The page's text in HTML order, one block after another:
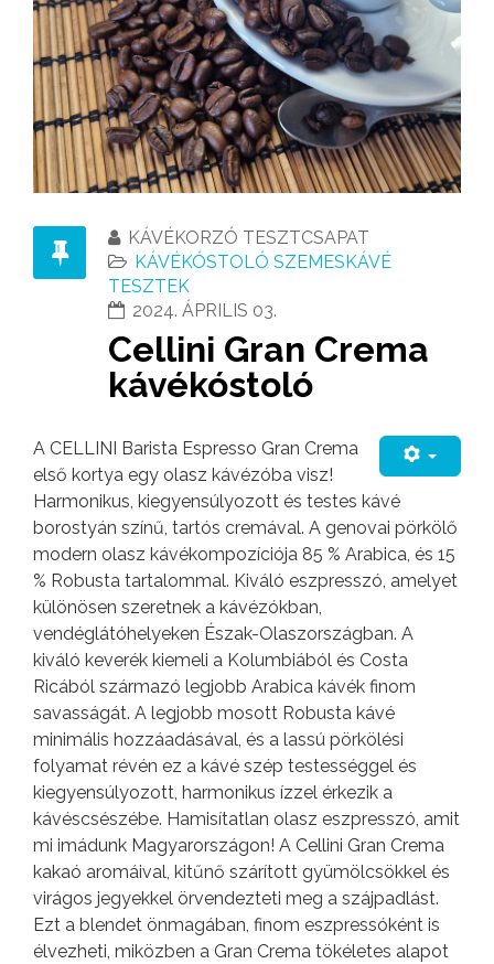
KÁVÉKORZÓ TESZTCSAPAT
KÁVÉKÓSTOLÓ SZEMESKÁVÉ
TESZTEK
2024. ÁPRILIS 03.
Cellini Gran Crema
kávékóstoló
A CELLINI Barista Espresso Gran Crema
első kortya egy olasz kávézóba visz!
Harmonikus, kiegyensúlyozott és testes kávé
borostyán színű, tartós cremával. A genovai pörkölő
modern olasz kávékompozíciója 85 % Arabica, és 15
% Robusta tartalommal. Kiváló eszpresszó, amelyet
különösen szeretnek a kávézókban,
vendéglátóhelyeken Észak-Olaszországban. A
kiváló keverék kiemeli a Kolumbiából és Costa
Ricából származó legjobb Arabica kávék finom
savasságát. A legjobb mosott Robusta kávé
minimális hozzáadásával, és a lassú pörkölési
folyamat révén ez a kávé szép testességgel és
kiegyensúlyozott, harmonikus ízzel érkezik a
kávéscsészébe. Hamisítatlan olasz eszpresszó, amit
mi imádunk Magyarországon! A Cellini Gran Crema
kakaó aromáival, kitűnő szárított gyümölcsökkel és
virágos jegyekkel örvendezteti meg a szájpadlást.
Ezt a blendet önmagában, finom eszpressóként is
élvezheti, miközben a Gran Crema tökéletes alapot